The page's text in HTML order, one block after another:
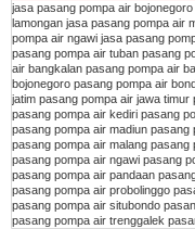
jasa pasang pompa air bojonegoro
lamongan jasa pasang pompa air
pompa air ngawi jasa pasang
pasang pompa air tuban pasang
air bangkalan pasang pompa air
bojonegoro pasang pompa air
jatim pasang pompa air jawa timur
pasang pompa air kediri pasang
pasang pompa air madiun pasang
pasang pompa air malang pasang
pasang pompa air ngawi pasang
pasang pompa air pandaan
pasang pompa air probolinggo
pasang pompa air situbondo
pasang pompa air trenggalek